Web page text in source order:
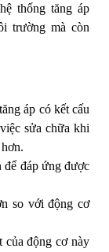
thống tăng áp
trường mà còn
áp có kết cấu
sửa chữa khi
để đáp ứng được
so với động cơ
của động cơ này